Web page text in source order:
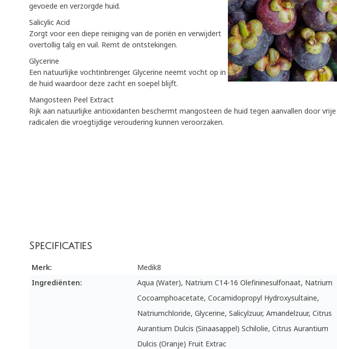
gevoede en verzorgde huid.
Salicylic Acid
Zorgt voor een diepe reiniging van de poriën en verwijdert
overtollig talg en vuil. Remt de ontstekingen.
Glycerine
Een natuurlijke vochtinbrenger. Glycerine neemt vocht op in
de huid waardoor deze zacht en soepel blijft.
Mangosteen Peel Extract
Rijk aan natuurlijke antioxidanten beschermt mangosteen de huid tegen aanvallen door vrije
radicalen die vroegtijdige veroudering kunnen veroorzaken.
Specificaties
Merk:
Medik8
Ingrediënten:
Aqua (Water), Natrium C14-16 Olefininesulfonaat, Natrium
Cocoamphoacetate, Cocamidopropyl Hydroxysultaine,
Natriumchloride, Glycerine, Salicylzuur, Amandelzuur, Citrus
Aurantium Dulcis (Sinaasappel) Schilolie, Citrus Aurantium
Dulcis (Oranje) Fruit Extrac